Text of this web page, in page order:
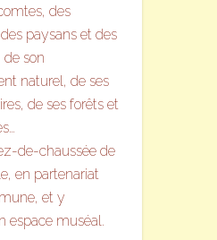
des
paysans et des
de son
naturel, de ses
de ses forêts et
de-chaussée de
en partenariat
et y
espace muséal.